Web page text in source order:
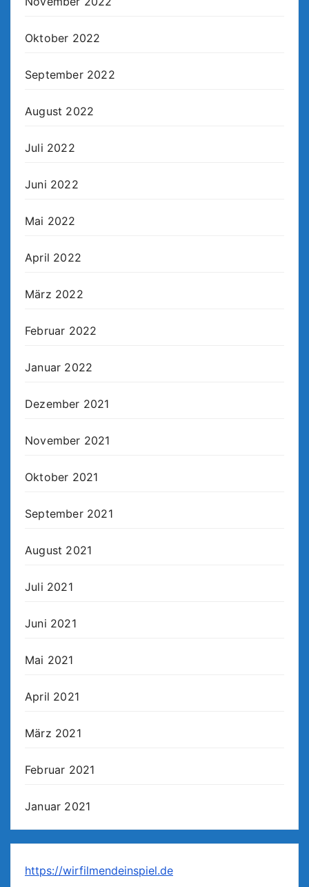
Oktober 2022
September 2022
August 2022
Juli 2022
Juni 2022
Mai 2022
April 2022
März 2022
Februar 2022
Januar 2022
Dezember 2021
November 2021
Oktober 2021
September 2021
August 2021
Juli 2021
Juni 2021
Mai 2021
April 2021
März 2021
Februar 2021
Januar 2021
https://wirfilmendeinspiel.de